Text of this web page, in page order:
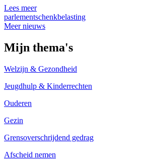
Lees meer
parlementschenkbelasting
Meer nieuws
Mijn thema's
Welzijn & Gezondheid
Jeugdhulp & Kinderrechten
Ouderen
Gezin
Grensoverschrijdend gedrag
Afscheid nemen